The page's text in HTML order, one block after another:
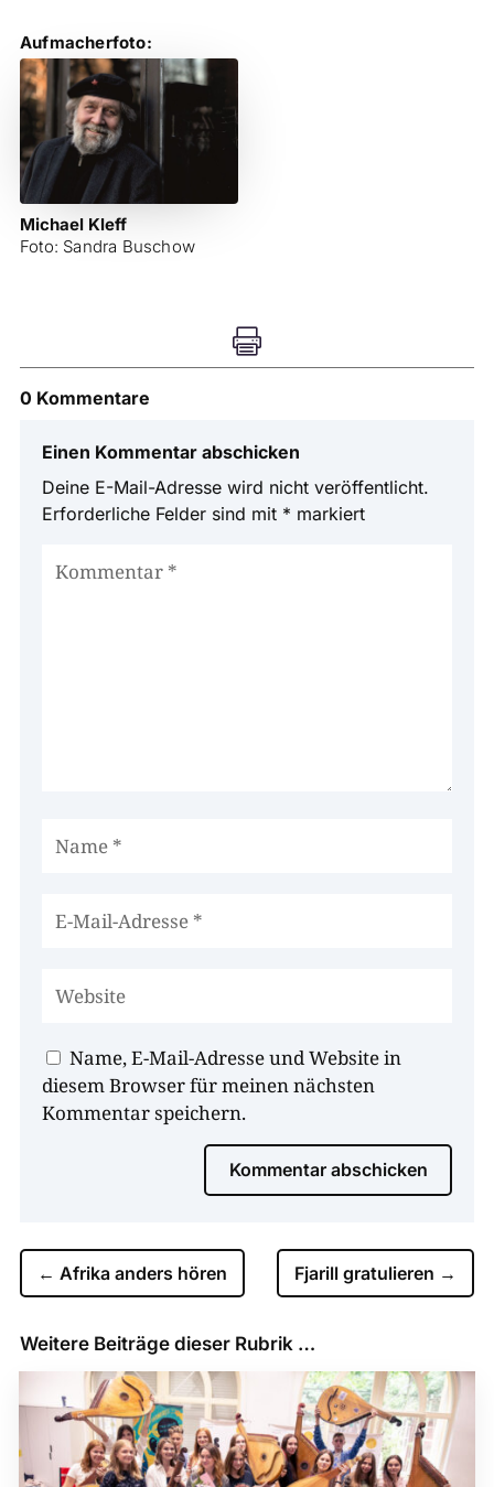
Aufmacherfoto:
Michael Kleff
Foto: Sandra Buschow

0 Kommentare
Einen Kommentar abschicken
Deine E-Mail-Adresse wird nicht veröffentlicht.
Erforderliche Felder sind mit * markiert
Name, E-Mail-Adresse und Website in
diesem Browser für meinen nächsten
Kommentar speichern.
Kommentar abschicken
← Afrika anders hören Fjarill gratulieren →
Weitere Beiträge dieser Rubrik …